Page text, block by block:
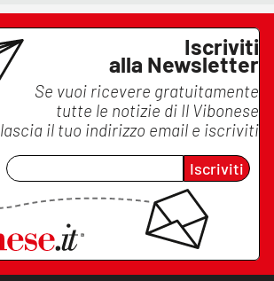
Iscriviti
alla Newsletter
Se vuoi ricevere gratuitamente
tutte le notizie di Il Vibonese
lascia il tuo indirizzo email e iscriviti
Iscriviti